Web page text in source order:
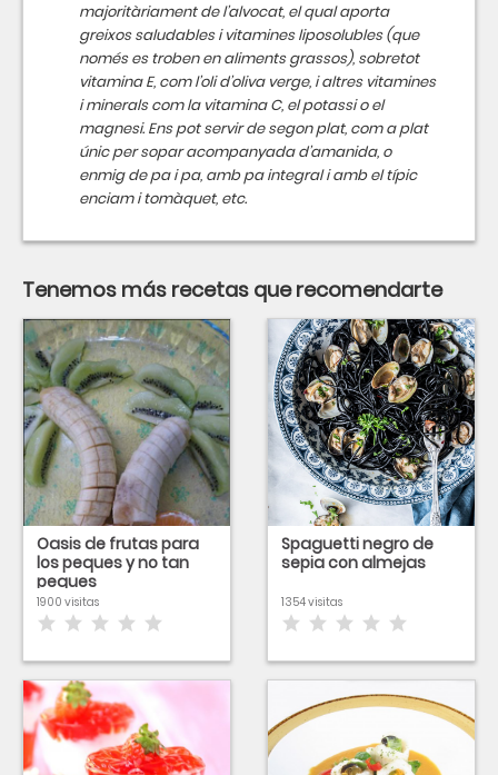
majoritàriament de l’alvocat, el qual aporta
greixos saludables i vitamines liposolubles (que
només es troben en aliments grassos), sobretot
vitamina E, com l’oli d’oliva verge, i altres vitamines
i minerals com la vitamina C, el potassi o el
magnesi. Ens pot servir de segon plat, com a plat
únic per sopar acompanyada d’amanida, o
enmig de pa i pa, amb pa integral i amb el típic
enciam i tomàquet, etc.
Tenemos más recetas que recomendarte
Oasis de frutas para
los peques y no tan
peques
1900 visitas
Spaguetti negro de
sepia con almejas
1354 visitas